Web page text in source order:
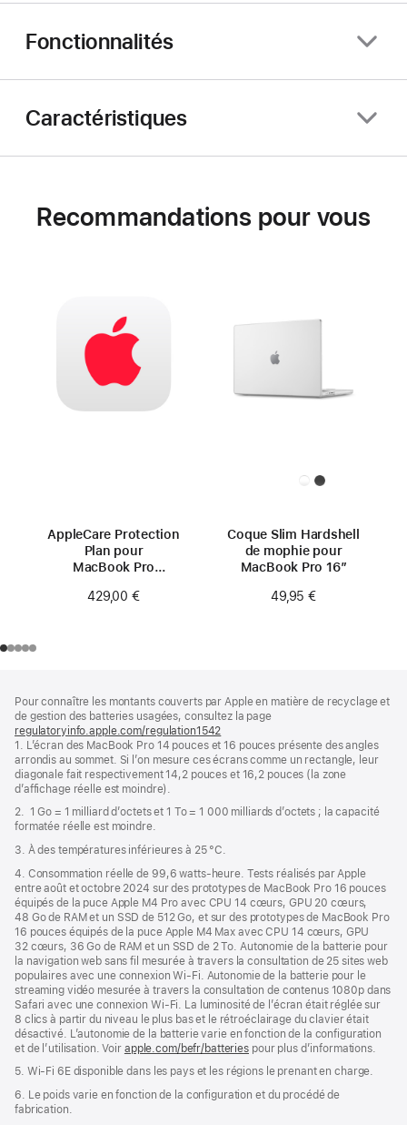
Fonctionnalités
Caractéristiques
Recommandations pour vous
AppleCare Protection
Plan pour
MacBook Pro
(M4 Pro/M4 Max)
429,00 €
Coque Slim Hardshell
de mophie pour
MacBook Pro 16″
49,95 €
de
page
de
bas
de
page
Pour connaître les montants couverts par Apple en matière de recyclage et
de gestion des batteries usagées, consultez la page
regulatoryinfo.apple.com/regulation1542
dans
une
nouvelle
1. L’écran des MacBook Pro 14 pouces et 16 pouces présente des angles
arrondis au sommet. Si l’on mesure ces écrans comme un rectangle, leur
diagonale fait respectivement 14,2 pouces et 16,2 pouces (la zone
d’affichage réelle est moindre).
2. 1 Go = 1 milliard d’octets et 1 To = 1 000 milliards d’octets ; la capacité
formatée réelle est moindre.
3. À des températures inférieures à 25 °C.
4. Consommation réelle de 99,6 watts‑heure. Tests réalisés par Apple
entre août et octobre 2024 sur des prototypes de MacBook Pro 16 pouces
équipés de la puce Apple M4 Pro avec CPU 14 cœurs, GPU 20 cœurs,
48 Go de RAM et un SSD de 512 Go, et sur des prototypes de MacBook Pro
16 pouces équipés de la puce Apple M4 Max avec CPU 14 cœurs, GPU
32 cœurs, 36 Go de RAM et un SSD de 2 To. Autonomie de la batterie pour
la navigation web sans fil mesurée à travers la consultation de 25 sites web
populaires avec une connexion Wi-Fi. Autonomie de la batterie pour le
streaming vidéo mesurée à travers la consultation de contenus 1080p dans
Safari avec une connexion Wi-Fi. La luminosité de l’écran était réglée sur
8 clics à partir du niveau le plus bas et le rétroéclairage du clavier était
désactivé. L’autonomie de la batterie varie en fonction de la configuration
et de l’utilisation. Voir apple.com/befr/batteries pour plus d’informations.
5. Wi-Fi 6E disponible dans les pays et les régions le prenant en charge.
6. Le poids varie en fonction de la configuration et du procédé de
fabrication.